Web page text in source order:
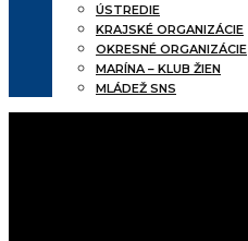
ÚSTREDIE
KRAJSKÉ ORGANIZÁCIE
OKRESNÉ ORGANIZÁCIE
MARÍNA – KLUB ŽIEN
MLÁDEŽ SNS